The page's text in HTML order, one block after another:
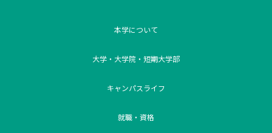
本学について
大学・大学院・短期大学部
キャンパスライフ
就職・資格